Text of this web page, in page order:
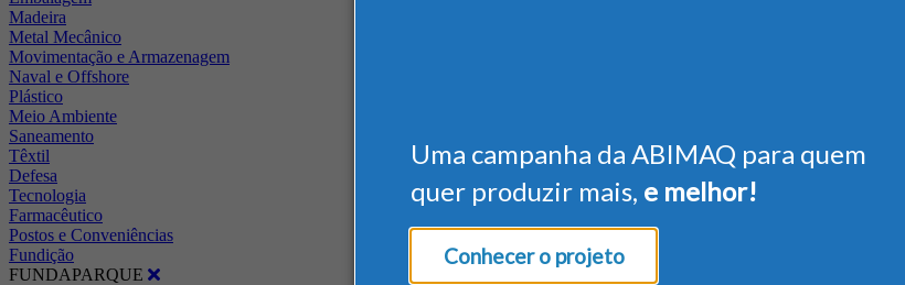
Uma campanha da ABIMAQ para quem
quer produzir mais, e melhor!
Conhecer o projeto
Madeira
Metal Mecânico
Movimentação e Armazenagem
Naval e Offshore
Plástico
Meio Ambiente
Saneamento
Têxtil
Defesa
Tecnologia
Farmacêutico
Postos e Conveniências
Fundição
FUNDAPARQUE